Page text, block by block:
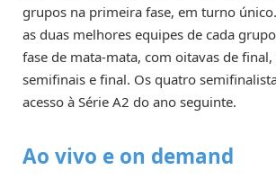
grupos na primeira fase, em turno
as duas melhores equipes de cada
fase de mata-mata, com oitavas de
semifinais e final. Os quatro
acesso à Série A2 do ano seguinte.
Ao vivo e on demand